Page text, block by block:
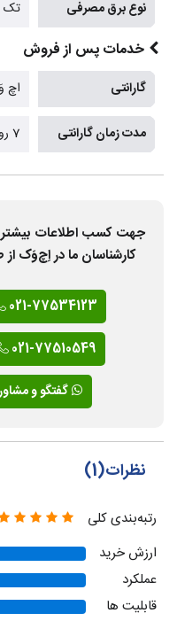
نوع برق مصرفی تک
خدمات پس از فروش
گارانتی اچ
مدت زمان گارانتی 7 روز ضمانت بازگشت
جهت کسب اطلاعات بیشتر
کارشناسان ما در اِچ‌وَک
021-77534123
021-77510549
گفتگو و
نظرات(1)
رتبه‌بندی کلی
ارزش خرید
عملکرد
قابلیت ها